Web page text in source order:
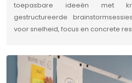
toepasbare ideeën met
gestructureerde
voor snelheid, focus en concrete